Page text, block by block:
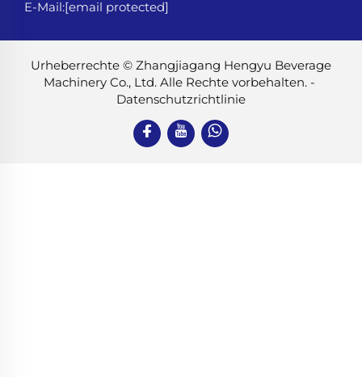
E-Mail:[email protected]
Urheberrechte © Zhangjiagang Hengyu Beverage
Machinery Co., Ltd. Alle Rechte vorbehalten. -
Datenschutzrichtlinie